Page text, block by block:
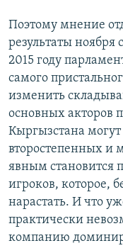
Поэтому мнение
результаты ноября
2015 году
самого
изменить
основных акторов
Кыргызстана
второстепенных и
явным становится
игроков, которое,
нарастать. И что
практически
компанию